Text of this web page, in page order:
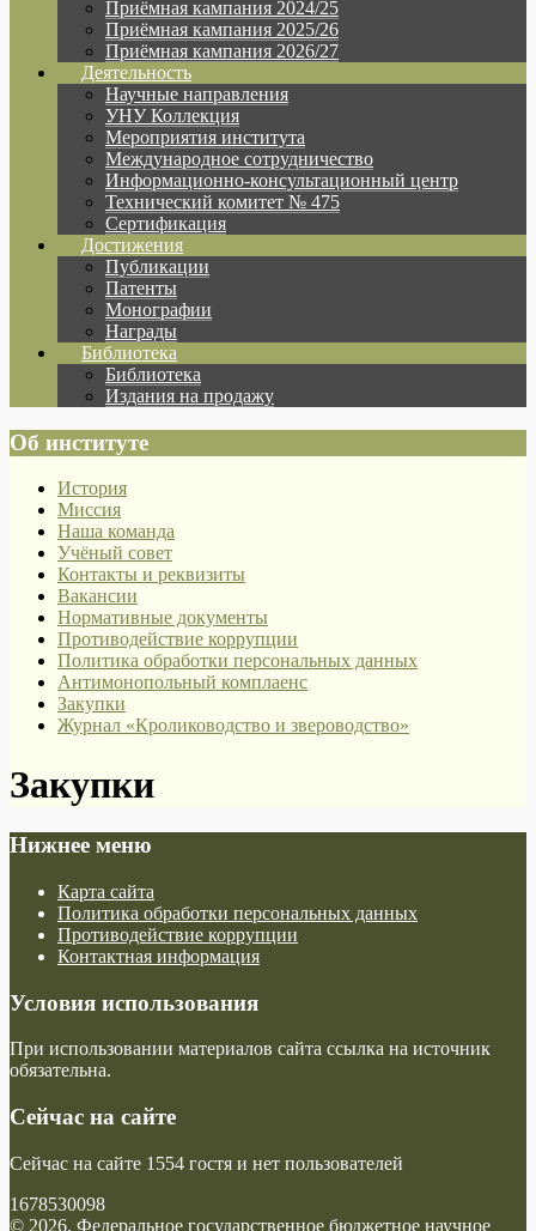
Приёмная кампания 2024/25
Приёмная кампания 2025/26
Приёмная кампания 2026/27
Деятельность
Научные направления
УНУ Коллекция
Мероприятия института
Международное сотрудничество
Информационно-консультационный центр
Технический комитет № 475
Сертификация
Достижения
Публикации
Патенты
Монографии
Награды
Библиотека
Библиотека
Издания на продажу
Об институте
История
Миссия
Наша команда
Учёный совет
Контакты и реквизиты
Вакансии
Нормативные документы
Противодействие коррупции
Политика обработки персональных данных
Антимонопольный комплаенс
Закупки
Журнал «Кролиководство и звероводство»
Закупки
Нижнее меню
Карта сайта
Политика обработки персональных данных
Противодействие коррупции
Контактная информация
Условия использования
При использовании материалов сайта ссылка на источник
обязательна.
Сейчас на сайте
Сейчас на сайте 1554 гостя и нет пользователей
1678530098
© 2026. Федеральное государственное бюджетное научное